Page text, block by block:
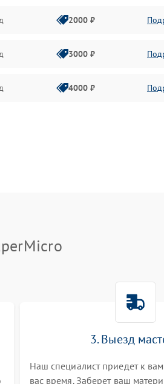
2000 ₽
3000 ₽
4000 ₽
3. Выезд
Наш специалист приедет к
вас время. Заберет ваш